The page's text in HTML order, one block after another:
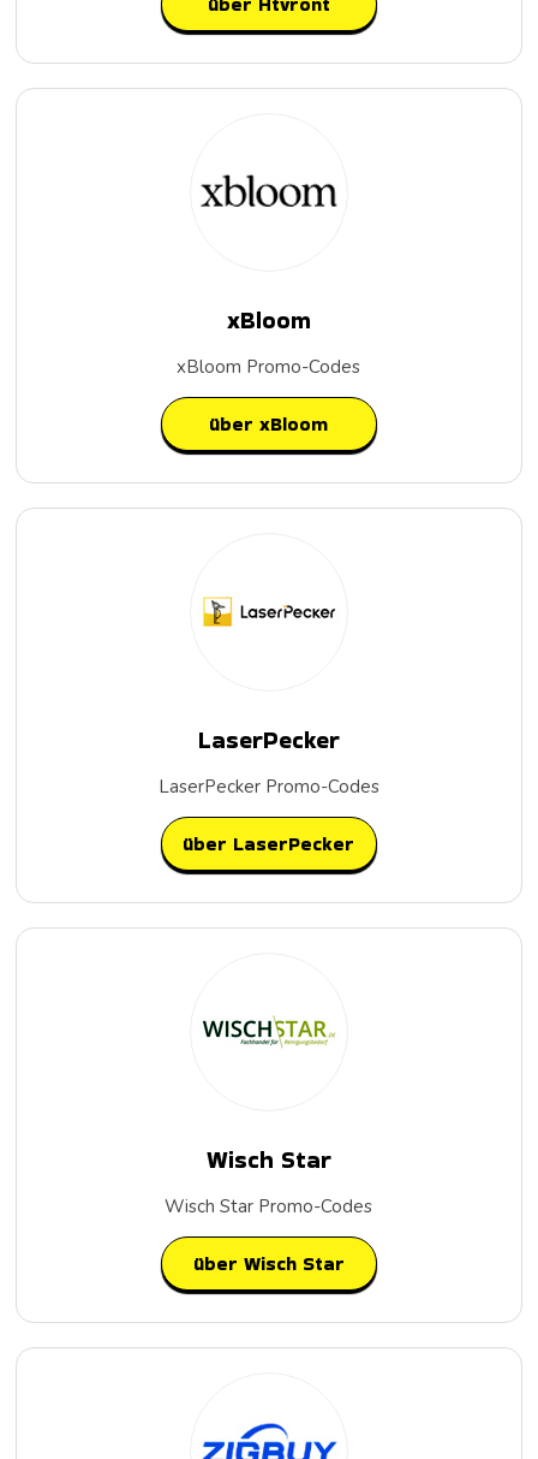
xBloom
xBloom Promo-Codes
über xBloom
LaserPecker
LaserPecker Promo-Codes
über LaserPecker
Wisch Star
Wisch Star Promo-Codes
über Wisch Star